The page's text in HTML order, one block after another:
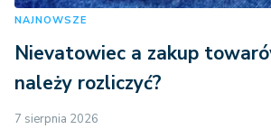
NAJNOWSZE
Nievatowiec a zakup
należy rozliczyć?
7 sierpnia 2026